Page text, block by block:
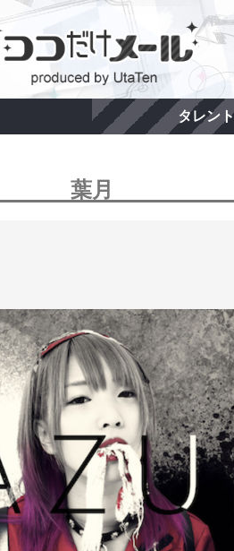
タレント
葉月